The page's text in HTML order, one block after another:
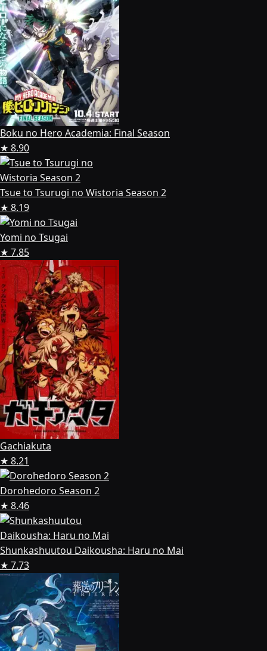
Boku no Hero Academia: Final Season
★ 8.90
Tsue to Tsurugi no Wistoria Season 2
★ 8.19
Yomi no Tsugai
★ 7.85
Gachiakuta
★ 8.21
Dorohedoro Season 2
★ 8.46
Shunkashuutou Daikousha: Haru no Mai
★ 7.73